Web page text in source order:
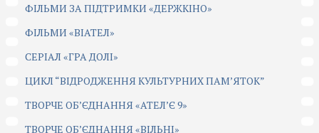
ФІЛЬМИ ЗА ПІДТРИМКИ «ДЕРЖКІНО»
ФІЛЬМИ «ВІАТЕЛ»
СЕРІАЛ «ГРА ДОЛІ»
ЦИКЛ “ВІДРОДЖЕННЯ КУЛЬТУРНИХ ПАМ’ЯТОК”
ТВОРЧЕ ОБ’ЄДНАННЯ «АТЕЛ’Є 9»
ТВОРЧЕ ОБ’ЄДНАННЯ «ВІЛЬНІ»